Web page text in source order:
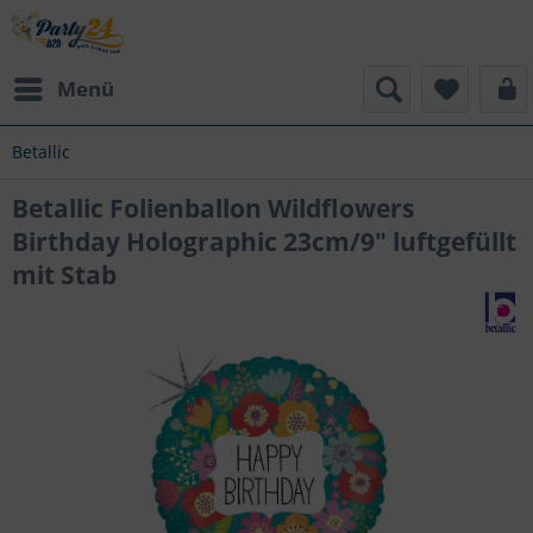
Menü
Betallic
Betallic Folienballon Wildflowers
Birthday Holographic 23cm/9" luftgefüllt
mit Stab